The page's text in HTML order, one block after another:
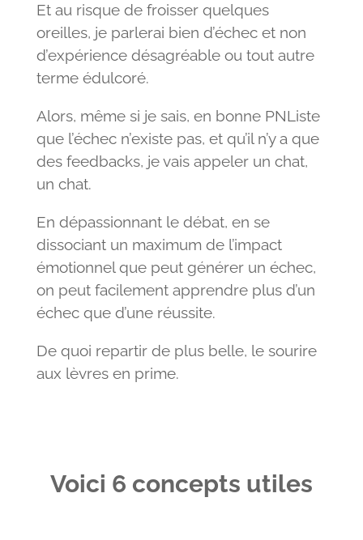
Et au risque de froisser quelques
oreilles, je parlerai bien d’échec et non
d’expérience désagréable ou tout autre
terme édulcoré.
Alors, même si je sais, en bonne PNListe
que l’échec n’existe pas, et qu’il n’y a que
des feedbacks, je vais appeler un chat,
un chat.
En dépassionnant le débat, en se
dissociant un maximum de l’impact
émotionnel que peut générer un échec,
on peut facilement apprendre plus d’un
échec que d’une réussite.
De quoi repartir de plus belle, le sourire
aux lèvres en prime.
Voici 6 concepts utiles